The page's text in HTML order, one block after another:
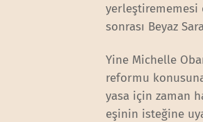
yerleştirememesi
sonrası Beyaz
Yine Michelle
reformu
yasa için zaman
eşinin isteğine